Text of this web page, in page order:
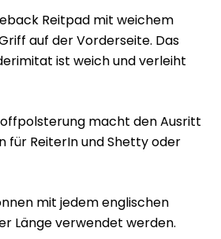
Reitpad mit weichem
auf der Vorderseite. Das
ist weich und verleiht
macht den Ausritt
für ReiterIn und Shetty oder
mit jedem englischen
Länge verwendet werden.